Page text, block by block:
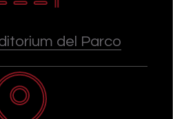
del Parco